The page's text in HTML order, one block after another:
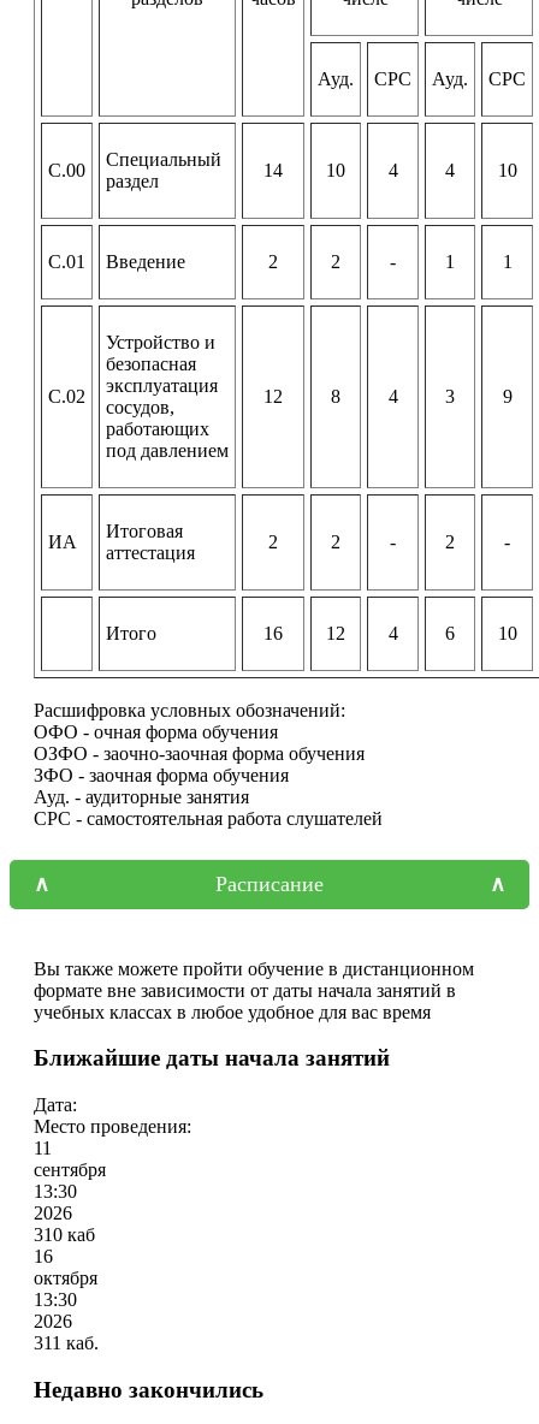
Ауд. СРС Ауд. СРС
С.00
Специальный
раздел
14 10 4 4 10
С.01 Введение 2 2 - 1 1
С.02
Устройство и
безопасная
эксплуатация
сосудов,
работающих
под давлением
12 8 4 3 9
ИА
Итоговая
аттестация
2 2 - 2 -
Итого 16 12 4 6 10
Расшифровка условных обозначений:
ОФО - очная форма обучения
ОЗФО - заочно-заочная форма обучения
ЗФО - заочная форма обучения
Ауд. - аудиторные занятия
СРС - самостоятельная работа слушателей
Расписание
Вы также можете пройти обучение в дистанционном
формате вне зависимости от даты начала занятий в
учебных классах в любое удобное для вас время
Ближайшие даты начала занятий
Дата:
Место проведения:
11
сентября
13:30
2026
310 каб
16
октября
13:30
2026
311 каб.
Недавно закончились